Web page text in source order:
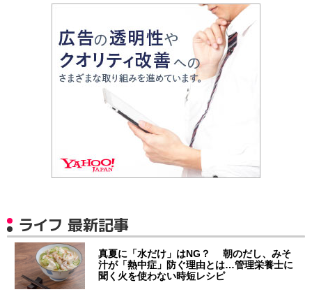
ライフ 最新記事
真夏に「水だけ」はNG？ 朝のだし、みそ
汁が「熱中症」防ぐ理由とは…管理栄養士に
聞く火を使わない時短レシピ